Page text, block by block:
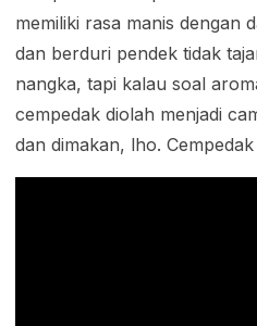
memiliki rasa manis dengan
dan berduri pendek tidak
nangka, tapi kalau soal
cempedak diolah menjadi
dan dimakan, lho.